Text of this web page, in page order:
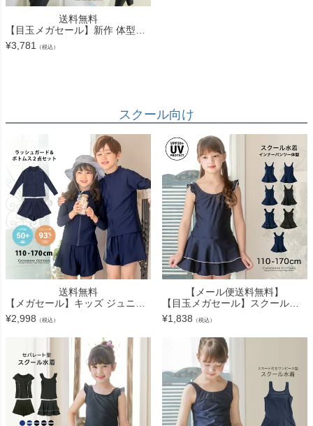
送料無料
【目玉メガセール】新作 体型カバー 水着 4点セット UVカット 水陸両用 レディース ジュニア 中学生 高校生 水着 セットアップ 4点[タンクトップ/長袖ラッシュガード/ショートパンツ/アンダーショーツ]
¥3,781 （税込）
スクール向け
送料無料
【メガセール】キッズ ジュニア スクール水着 ラッシュガード セパレートスイムウェア 女の子 小学生 中学生 無地 ネイビー TAK
¥2,998 （税込）
【メール便送料無料】
【目玉メガセール】スクール水着 UVカット 女の子 キッズ 透けない上質生地 濃紺 キッズ スカート 女の子 小学生 中学生 ワンピース おしゃれ 110 120 130 140 150 160 170 キャサリンコテ
¥1,838 （税込）